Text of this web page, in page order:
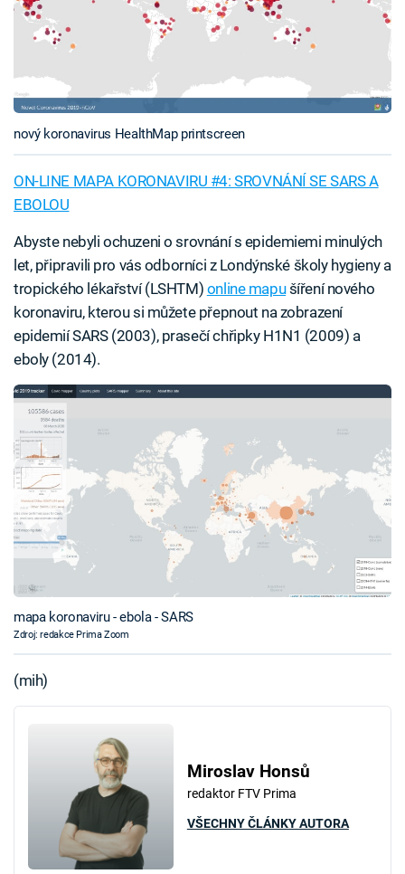
nový koronavirus HealthMap printscreen
ON-LINE MAPA KORONAVIRU #4: SROVNÁNÍ SE SARS A
EBOLOU
Abyste nebyli ochuzeni o srovnání s epidemiemi minulých
let, připravili pro vás odborníci z Londýnské školy hygieny a
tropického lékařství (LSHTM) online mapušíření nového
koronaviru, kterou si můžete přepnout na zobrazení
epidemií SARS (2003), prasečí chřipky H1N1 (2009) a
eboly (2014).
mapa koronaviru - ebola - SARS
Zdroj: redakce Prima Zoom
(mih)
Miroslav Honsů
redaktor FTV Prima
VŠECHNY ČLÁNKY AUTORA